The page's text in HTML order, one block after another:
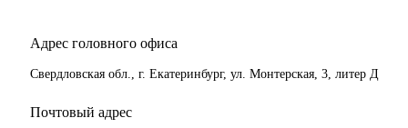
Адрес головного офиса
Свердловская обл., г. Екатеринбург, ул. Монтерская, 3, литер Д
Почтовый адрес